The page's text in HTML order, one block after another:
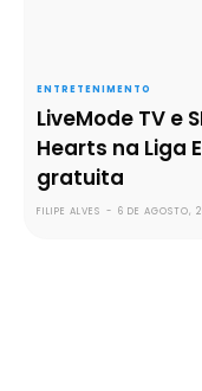
ENTRETENIMENTO
LiveMode TV e
Hearts na Liga
gratuita
FILIPE ALVES - 6 DE AGOSTO,